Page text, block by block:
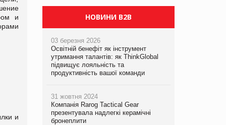
и
и
НОВИНИ B2B
03 березня 2026
Освітній бенефіт як інструмент
утримання талантів: як ThinkGlobal
підвищує лояльність та
продуктивність вашої команди
31 жовтня 2024
Компанія Rarog Tactical Gear
презентувала надлегкі керамічні
бронеплити